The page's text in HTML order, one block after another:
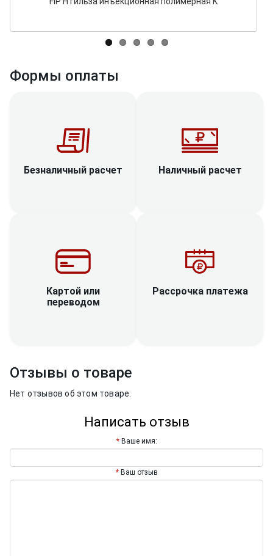
Формы оплаты
Безналичный расчет Наличный расчет
Картой или
переводом
Рассрочка платежа
Отзывы о товаре
Нет отзывов об этом товаре.
Написать отзыв
Ваше имя:
Ваш отзыв